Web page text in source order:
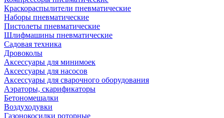
Краскораспылители пневматические
Наборы пневматические
Пистолеты пневматические
Шлифмашины пневматические
Садовая техника
Дровоколы
Аксессуары для минимоек
Аксессуары для насосов
Аксессуары для сварочного оборудования
Аэраторы, скарификаторы
Бетономешалки
Воздуходувки
Газонокосилки роторные